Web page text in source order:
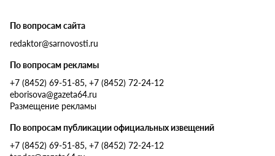
По вопросам сайта
redaktor@sarnovosti.ru
По вопросам рекламы
+7 (8452) 69-51-85, +7 (8452) 72-24-12
eborisova@gazeta64.ru
Размещение рекламы
По вопросам публикации официальных извещений
+7 (8452) 69-51-85, +7 (8452) 72-24-12